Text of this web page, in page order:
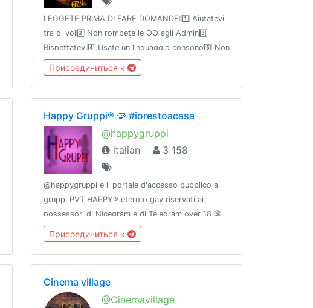
LEGGETE PRIMA DI FARE DOMANDE:1️⃣ Aiutatevi
tra di voi2️⃣ Non rompete le OO agli Admin3️⃣
Rispettatevi4️⃣ Usate un linguaggio consono5️⃣ Non
spammate link che non servono al gruppo.
*******************😈PRESENTATEVI METTETE
UN'IMMAGINE PROFILO!!!
Присоединиться к
Happy Gruppi® 🦠 #iorestoacasa
@happygruppi
italian
3 158
@happygruppi è il portale d'accesso pubblico ai
gruppi PVT HAPPY® etero o gay riservati ai
possessori di Nicegram e di Telegram over 18 🔞
Siamo presenti su @BHSnet
Присоединиться к
Cinema village
@Cinemavillage